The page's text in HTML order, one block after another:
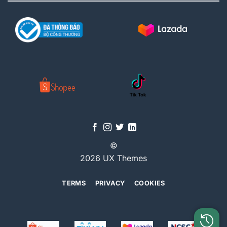
©
2026 UX Themes
TERMS PRIVACY COOKIES